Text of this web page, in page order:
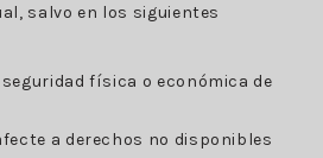
salvo en los siguientes
física o económica de
a derechos no disponibles